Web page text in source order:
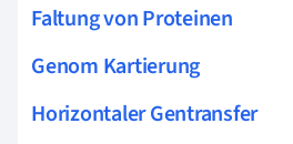
Faltung von Proteinen
Genom Kartierung
Horizontaler Gentransfer